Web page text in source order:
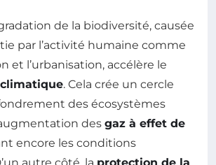
de la biodiversité, causée
par l’activité humaine comme
et l’urbanisation, accélère le
. Cela crée un cercle
des écosystèmes
des gaz à effet de
encore les conditions